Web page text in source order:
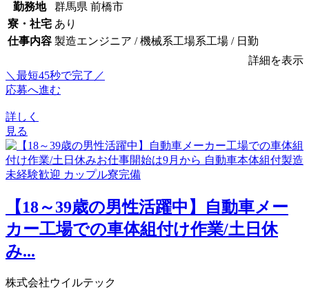
勤務地
群馬県 前橋市
寮・社宅 あり
仕事内容 製造エンジニア / 機械系工場系工場 / 日勤
詳細を表示
＼最短45秒で完了／
応募へ進む
詳しく
見る
【18～39歳の男性活躍中】自動車メー
カー工場での車体組付け作業/土日休
み...
株式会社ウイルテック